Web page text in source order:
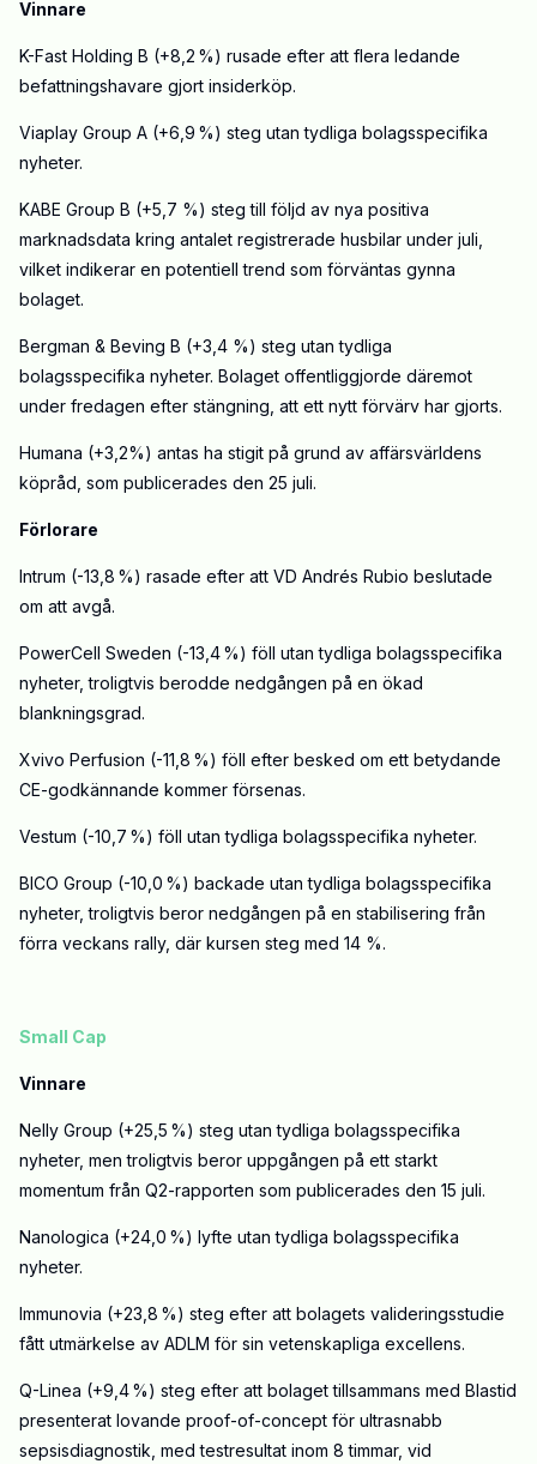
Vinnare
K-Fast Holding B (+8,2 %) rusade efter att flera ledande
befattningshavare gjort insiderköp.
Viaplay Group A (+6,9 %) steg utan tydliga bolagsspecifika
nyheter.
KABE Group B (+5,7 %) steg till följd av nya positiva
marknadsdata kring antalet registrerade husbilar under juli,
vilket indikerar en potentiell trend som förväntas gynna
bolaget.
Bergman & Beving B (+3,4 %) steg utan tydliga
bolagsspecifika nyheter. Bolaget offentliggjorde däremot
under fredagen efter stängning, att ett nytt förvärv har gjorts.
Humana (+3,2%) antas ha stigit på grund av affärsvärldens
köpråd, som publicerades den 25 juli.
Förlorare
Intrum (-13,8 %) rasade efter att VD Andrés Rubio beslutade
om att avgå.
PowerCell Sweden (-13,4 %) föll utan tydliga bolagsspecifika
nyheter, troligtvis berodde nedgången på en ökad
blankningsgrad.
Xvivo Perfusion (-11,8 %) föll efter besked om ett betydande
CE-godkännande kommer försenas.
Vestum (-10,7 %) föll utan tydliga bolagsspecifika nyheter.
BICO Group (-10,0 %) backade utan tydliga bolagsspecifika
nyheter, troligtvis beror nedgången på en stabilisering från
förra veckans rally, där kursen steg med 14 %.
Small Cap
Vinnare
Nelly Group (+25,5 %) steg utan tydliga bolagsspecifika
nyheter, men troligtvis beror uppgången på ett starkt
momentum från Q2-rapporten som publicerades den 15 juli.
Nanologica (+24,0 %) lyfte utan tydliga bolagsspecifika
nyheter.
Immunovia (+23,8 %) steg efter att bolagets valideringsstudie
fått utmärkelse av ADLM för sin vetenskapliga excellens.
Q-Linea (+9,4 %) steg efter att bolaget tillsammans med Blastid
presenterat lovande proof-of-concept för ultrasnabb
sepsisdiagnostik, med testresultat inom 8 timmar, vid